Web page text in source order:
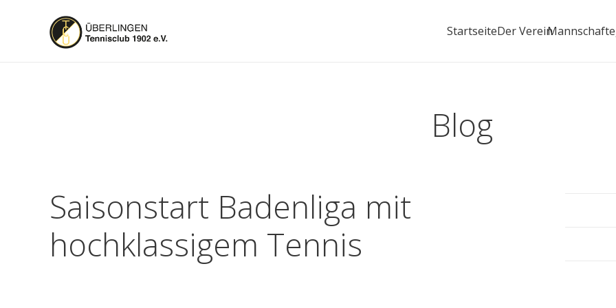
StartseiteDer Verein
Blog
Saisonstart Badenliga mit
hochklassigem Tennis